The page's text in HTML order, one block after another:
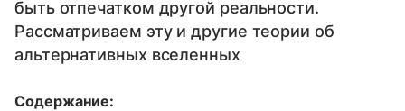
быть отпечатком другой реальности.
Рассматриваем эту и другие теории об
альтернативных вселенных
Содержание: